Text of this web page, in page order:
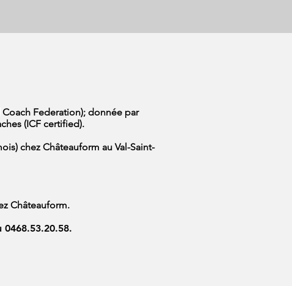
Federation); donnée par
(ICF certified).
chez Châteauform au Val-Saint-
Châteauform.
0468.53.20.58.